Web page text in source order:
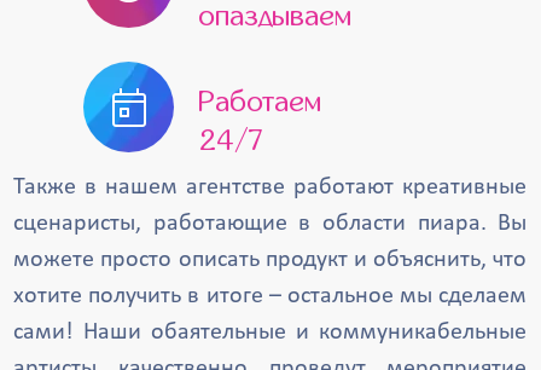
опаздываем
Работаем
24/7
Также в нашем агентстве работают креативные
сценаристы, работающие в области пиара. Вы
можете просто описать продукт и объяснить, что
хотите получить в итоге – остальное мы сделаем
сами! Наши обаятельные и коммуникабельные